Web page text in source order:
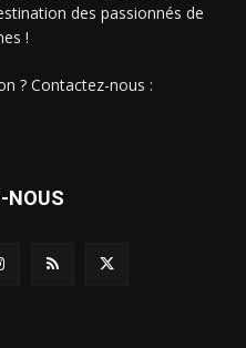
des passionnés de
!
? Contactez-nous :
NOUS